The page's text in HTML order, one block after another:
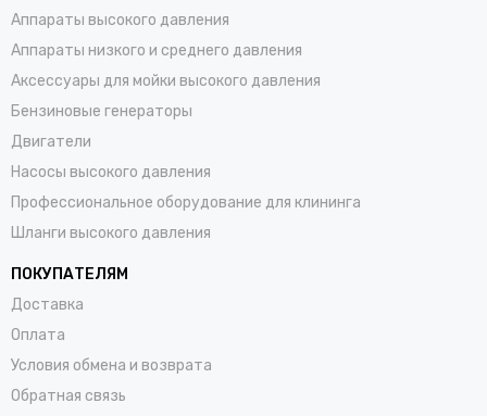
Аппараты высокого давления
Аппараты низкого и среднего давления
Аксессуары для мойки высокого давления
Бензиновые генераторы
Двигатели
Насосы высокого давления
Профессиональное оборудование для клининга
Шланги высокого давления
ПОКУПАТЕЛЯМ
Доставка
Оплата
Условия обмена и возврата
Обратная связь